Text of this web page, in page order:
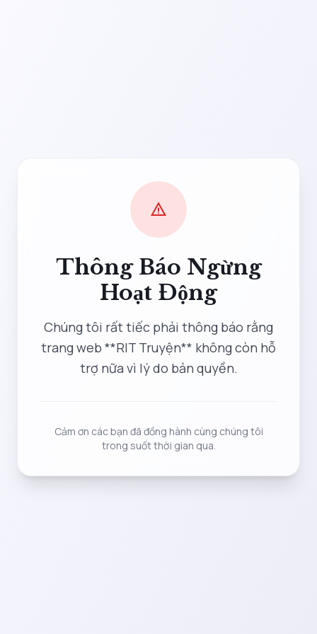
warning
Thông Báo Ngừng
Hoạt Động
Chúng tôi rất tiếc phải thông báo rằng
trang web **RIT Truyện** không còn hỗ
trợ nữa vì lý do bản quyền.
Cảm ơn các bạn đã đồng hành cùng chúng tôi
trong suốt thời gian qua.